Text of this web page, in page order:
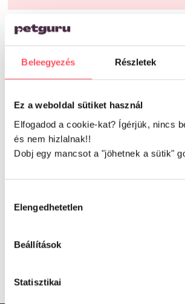
Beleegyezés Részletek
Ez a weboldal sütiket használ
Elfogadod a cookie-kat? Ígérjük, nincs
és nem hizlalnak!!
Dobj egy mancsot a "jöhetnek a sütik"
kiválasztása
Elengedhetetlen
Beállítások
Statisztikai
Már kipróbáltad ezt a
terméket?
véleményedet a Petguru
Segítsd a gazdikat a
felhasználók írhatnak véleményt.